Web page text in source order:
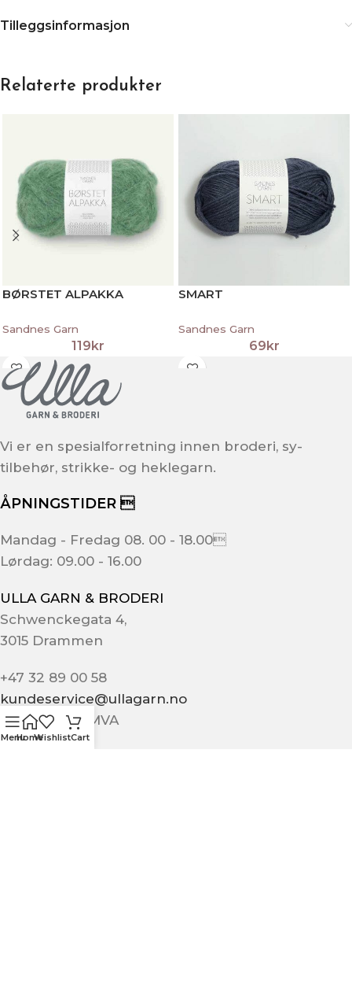
Tilleggsinformasjon
Relaterte produkter
BØRSTET ALPAKKA
Sandnes Garn
119kr
SMART
Sandnes Garn
69kr
Vi er en spesialforretning innen broderi, sy-
tilbehør, strikke- og heklegarn.
ÅPNINGSTIDER 
Mandag - Fredag 08. 00 - 18.00
Lørdag: 09.00 - 16.00
ULLA GARN & BRODERI
Schwenckegata 4,
3015 Drammen
+47 32 89 00 58
kundeservice@ullagarn.no
974 802 236 MVA
MenuHomeWishlistCart